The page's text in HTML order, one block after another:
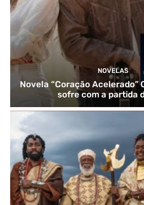
NOVELAS
Novela “Coração Acelerado”
sofre com a partida